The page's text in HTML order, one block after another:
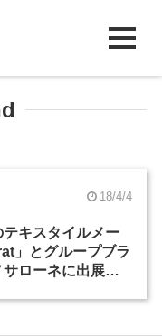
18/4/4
キスタイルメー
」とグループブラ
ローネに出展、